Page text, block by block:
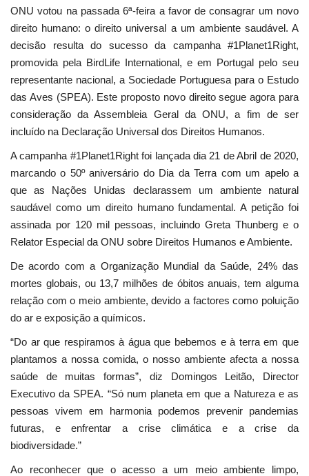
ONU votou na passada 6ª-feira a favor de consagrar um novo
direito humano: o direito universal a um ambiente saudável. A
decisão resulta do sucesso da campanha #1Planet1Right,
promovida pela BirdLife International, e em Portugal pelo seu
representante nacional, a Sociedade Portuguesa para o Estudo
das Aves (SPEA). Este proposto novo direito segue agora para
consideração da Assembleia Geral da ONU, a fim de ser
incluído na Declaração Universal dos Direitos Humanos.
A campanha #1Planet1Right foi lançada dia 21 de Abril de 2020,
marcando o 50º aniversário do Dia da Terra com um apelo a
que as Nações Unidas declarassem um ambiente natural
saudável como um direito humano fundamental. A petição foi
assinada por 120 mil pessoas, incluindo Greta Thunberg e o
Relator Especial da ONU sobre Direitos Humanos e Ambiente.
De acordo com a Organização Mundial da Saúde, 24% das
mortes globais, ou 13,7 milhões de óbitos anuais, tem alguma
relação com o meio ambiente, devido a factores como poluição
do ar e exposição a químicos.
“Do ar que respiramos à água que bebemos e à terra em que
plantamos a nossa comida, o nosso ambiente afecta a nossa
saúde de muitas formas”, diz Domingos Leitão, Director
Executivo da SPEA. “Só num planeta em que a Natureza e as
pessoas vivem em harmonia podemos prevenir pandemias
futuras, e enfrentar a crise climática e a crise da
biodiversidade.”
Ao reconhecer que o acesso a um meio ambiente limpo,